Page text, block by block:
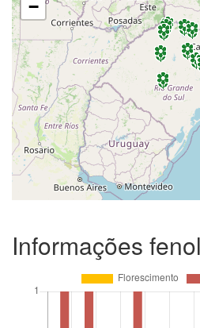
−
Informações